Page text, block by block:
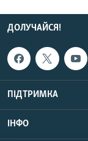
ДОЛУЧАЙСЯ!
ПІДТРИМКА
ІНФО